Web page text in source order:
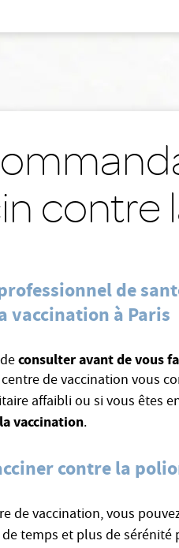
contre
de
vaccination à Paris
consulter avant de vous
de vaccination vous
affaibli ou si vous êtes
vaccination.
contre la
de vaccination, vous
de temps et plus de